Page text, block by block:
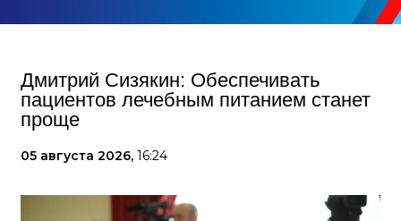
Дмитрий Сизякин: Обеспечивать
пациентов лечебным питанием станет
проще
05 августа 2026, 16:24